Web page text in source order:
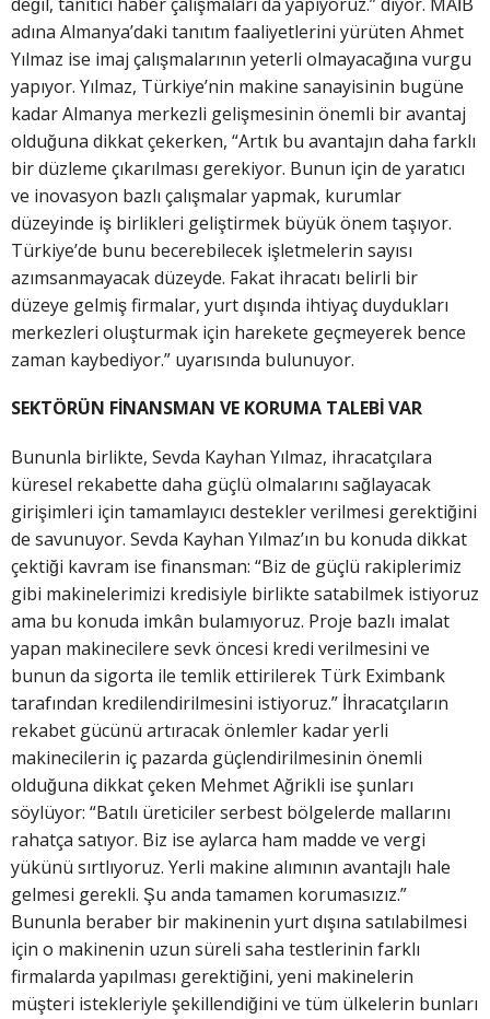
adına Almanya’daki tanıtım faaliyetlerini yürüten Ahmet
Yılmaz ise imaj çalışmalarının yeterli olmayacağına vurgu
yapıyor. Yılmaz, Türkiye’nin makine sanayisinin bugüne
kadar Almanya merkezli gelişmesinin önemli bir avantaj
olduğuna dikkat çekerken, “Artık bu avantajın daha farklı
bir düzleme çıkarılması gerekiyor. Bunun için de yaratıcı
ve inovasyon bazlı çalışmalar yapmak, kurumlar
düzeyinde iş birlikleri geliştirmek büyük önem taşıyor.
Türkiye’de bunu becerebilecek işletmelerin sayısı
azımsanmayacak düzeyde. Fakat ihracatı belirli bir
düzeye gelmiş firmalar, yurt dışında ihtiyaç duydukları
merkezleri oluşturmak için harekete geçmeyerek bence
zaman kaybediyor.” uyarısında bulunuyor.
SEKTÖRÜN FİNANSMAN VE KORUMA TALEBİ VAR
Bununla birlikte, Sevda Kayhan Yılmaz, ihracatçılara
küresel rekabette daha güçlü olmalarını sağlayacak
girişimleri için tamamlayıcı destekler verilmesi gerektiğini
de savunuyor. Sevda Kayhan Yılmaz’ın bu konuda dikkat
çektiği kavram ise finansman: “Biz de güçlü rakiplerimiz
gibi makinelerimizi kredisiyle birlikte satabilmek istiyoruz
ama bu konuda imkân bulamıyoruz. Proje bazlı imalat
yapan makinecilere sevk öncesi kredi verilmesini ve
bunun da sigorta ile temlik ettirilerek Türk Eximbank
tarafından kredilendirilmesini istiyoruz.” İhracatçıların
rekabet gücünü artıracak önlemler kadar yerli
makinecilerin iç pazarda güçlendirilmesinin önemli
olduğuna dikkat çeken Mehmet Ağrikli ise şunları
söylüyor: “Batılı üreticiler serbest bölgelerde mallarını
rahatça satıyor. Biz ise aylarca ham madde ve vergi
yükünü sırtlıyoruz. Yerli makine alımının avantajlı hale
gelmesi gerekli. Şu anda tamamen korumasızız.”
Bununla beraber bir makinenin yurt dışına satılabilmesi
için o makinenin uzun süreli saha testlerinin farklı
firmalarda yapılması gerektiğini, yeni makinelerin
müşteri istekleriyle şekillendiğini ve tüm ülkelerin bunları